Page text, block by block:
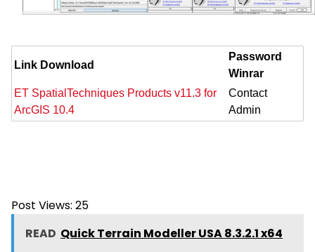
Link Download
Password
Winrar
ET SpatialTechniques Products v11.3 for
ArcGIS 10.4
Contact
Admin
Post Views: 25
READ Quick Terrain Modeller USA 8.3.2.1 x64